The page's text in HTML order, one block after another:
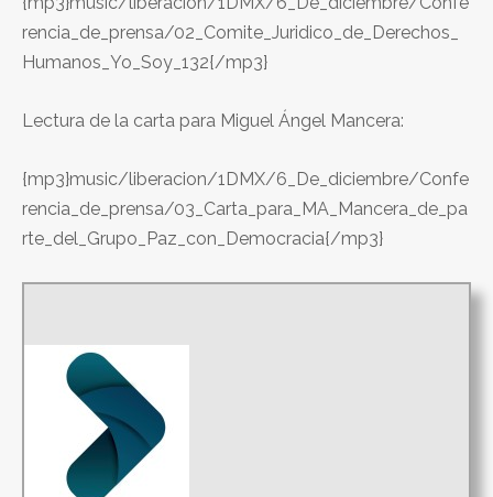
rencia_de_prensa/02_Comite_Juridico_de_Derechos_
Humanos_Yo_Soy_132{/mp3}
Lectura de la carta para Miguel Ángel Mancera:
{mp3}music/liberacion/1DMX/6_De_diciembre/Confe
rencia_de_prensa/03_Carta_para_MA_Mancera_de_pa
rte_del_Grupo_Paz_con_Democracia{/mp3}